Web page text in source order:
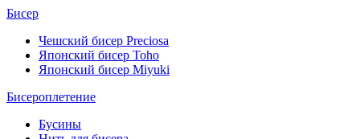
Бисер
Чешский бисер Preciosa
Японский бисер Toho
Японский бисер Miyuki
Бисероплетение
Бусины